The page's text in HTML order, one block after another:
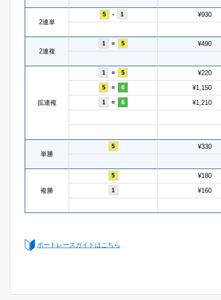
2連単
5 - 1 ¥930
2連複
1 = 5 ¥490
拡連複
1 = 5 ¥220
5 = 6 ¥1,150
1 = 6 ¥1,210
単勝
5 ¥330
複勝
5 ¥180
1 ¥160
ボートレースガイドはこちら